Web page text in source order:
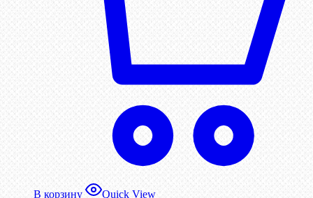
В корзину Quick View